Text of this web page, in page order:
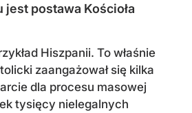
postawa Kościoła
Hiszpanii. To właśnie
zaangażował się kilka
dla procesu masowej
tysięcy nielegalnych